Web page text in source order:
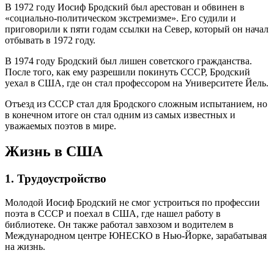
В 1972 году Иосиф Бродский был арестован и обвинен в
«социально-политическом экстремизме». Его судили и
приговорили к пяти годам ссылки на Север, который он начал
отбывать в 1972 году.
В 1974 году Бродский был лишен советского гражданства.
После того, как ему разрешили покинуть СССР, Бродский
уехал в США, где он стал профессором на Университете Йель.
Отъезд из СССР стал для Бродского сложным испытанием, но
в конечном итоге он стал одним из самых известных и
уважаемых поэтов в мире.
Жизнь в США
1. Трудоустройство
Молодой Иосиф Бродский не смог устроиться по профессии
поэта в СССР и поехал в США, где нашел работу в
библиотеке. Он также работал завхозом и водителем в
Международном центре ЮНЕСКО в Нью-Йорке, зарабатывая
на жизнь.